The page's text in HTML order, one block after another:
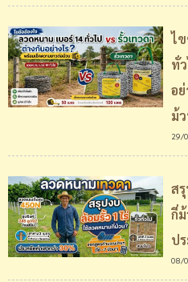
ไ
ทั่
อ
ม้
29/
ส
กี่
ป
08/